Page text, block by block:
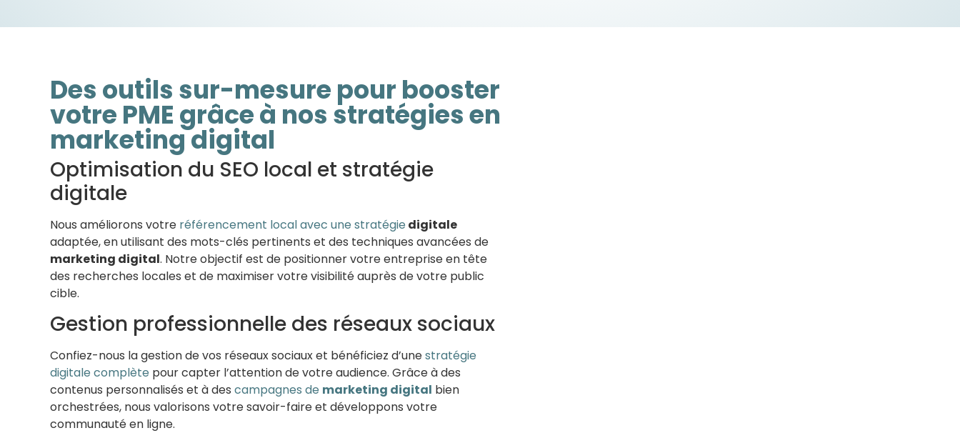
Des outils sur-mesure pour booster
votre PME grâce à nos stratégies en
marketing digital
Optimisation du SEO local et stratégie
digitale
Nous améliorons votre référencement local avec une stratégie digitale
adaptée, en utilisant des mots-clés pertinents et des techniques avancées de
marketing digital. Notre objectif est de positionner votre entreprise en tête
des recherches locales et de maximiser votre visibilité auprès de votre public
cible.
Gestion professionnelle des réseaux sociaux
Confiez-nous la gestion de vos réseaux sociaux et bénéficiez d’unestratégie
digitale complète pour capter l’attention de votre audience. Grâce à des
contenus personnalisés et à des campagnes de marketing digital bien
orchestrées, nous valorisons votre savoir-faire et développons votre
communauté en ligne.